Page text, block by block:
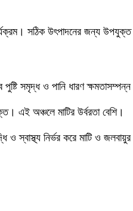
কার্যক্রম। সঠিক উৎপাদনের জন্য
পুষ্টি সমৃদ্ধ ও পানি ধারণ
এই অঞ্চলে মাটির উর্বরতা বেশি।
ও স্বাস্থ্য নির্ভর করে মাটি ও